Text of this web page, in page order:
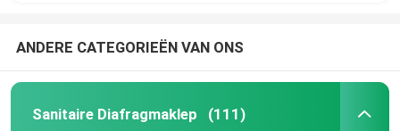
ANDERE CATEGORIEËN VAN ONS
Sanitaire Diafragmaklep (111)